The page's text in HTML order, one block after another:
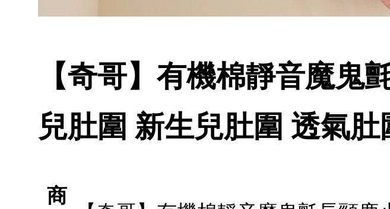
【奇哥】有機棉靜音魔鬼
兒肚圍 新生兒肚圍 透氣
商